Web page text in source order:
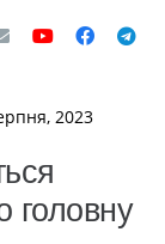
2023
головну